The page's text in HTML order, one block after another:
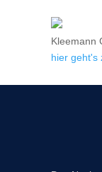
Kleemann
hier geht's